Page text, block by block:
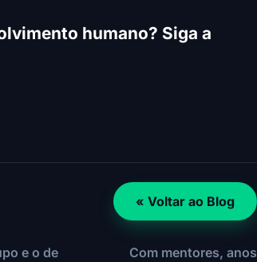
humano? Siga a
« Voltar ao Blog
e o de
Com mentores, anos